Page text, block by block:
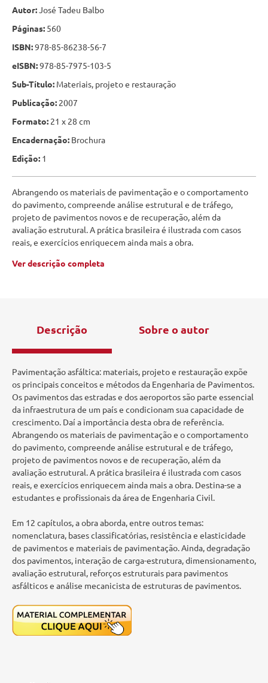
Autor:José Tadeu Balbo
Páginas: 560
ISBN:978-85-86238-56-7
eISBN:978-85-7975-103-5
Sub-Título: Materiais, projeto e restauração
Publicação: 2007
Formato: 21 x 28 cm
Encadernação: Brochura
Edição: 1
Abrangendo os materiais de pavimentação e o comportamento
do pavimento, compreende análise estrutural e de tráfego,
projeto de pavimentos novos e de recuperação, além da
avaliação estrutural. A prática brasileira é ilustrada com casos
reais, e exercícios enriquecem ainda mais a obra.
Ver descrição completa
Descrição Sobre o autor
Pavimentação asfáltica: materiais, projeto e restauração expõe
os principais conceitos e métodos da Engenharia de Pavimentos.
Os pavimentos das estradas e dos aeroportos são parte essencial
da infraestrutura de um país e condicionam sua capacidade de
crescimento. Daí a importância desta obra de referência.
Abrangendo os materiais de pavimentação e o comportamento
do pavimento, compreende análise estrutural e de tráfego,
projeto de pavimentos novos e de recuperação, além da
avaliação estrutural. A prática brasileira é ilustrada com casos
reais, e exercícios enriquecem ainda mais a obra. Destina-se a
estudantes e profissionais da área de Engenharia Civil.
Em 12 capítulos, a obra aborda, entre outros temas:
nomenclatura, bases classificatórias, resistência e elasticidade
de pavimentos e materiais de pavimentação. Ainda, degradação
dos pavimentos, interação de carga-estrutura, dimensionamento,
avaliação estrutural, reforços estruturais para pavimentos
asfálticos e análise mecanicista de estruturas de pavimentos.